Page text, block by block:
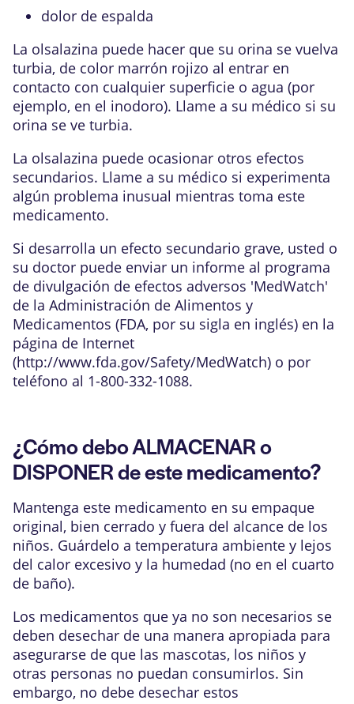
dolor de espalda
La olsalazina puede hacer que su orina se vuelva
turbia, de color marrón rojizo al entrar en
contacto con cualquier superficie o agua (por
ejemplo, en el inodoro). Llame a su médico si su
orina se ve turbia.
La olsalazina puede ocasionar otros efectos
secundarios. Llame a su médico si experimenta
algún problema inusual mientras toma este
medicamento.
Si desarrolla un efecto secundario grave, usted o
su doctor puede enviar un informe al programa
de divulgación de efectos adversos 'MedWatch'
de la Administración de Alimentos y
Medicamentos (FDA, por su sigla en inglés) en la
página de Internet
(http://www.fda.gov/Safety/MedWatch) o por
teléfono al 1-800-332-1088.
¿Cómo debo ALMACENAR o
DISPONER de este medicamento?
Mantenga este medicamento en su empaque
original, bien cerrado y fuera del alcance de los
niños. Guárdelo a temperatura ambiente y lejos
del calor excesivo y la humedad (no en el cuarto
de baño).
Los medicamentos que ya no son necesarios se
deben desechar de una manera apropiada para
asegurarse de que las mascotas, los niños y
otras personas no puedan consumirlos. Sin
embargo, no debe desechar estos